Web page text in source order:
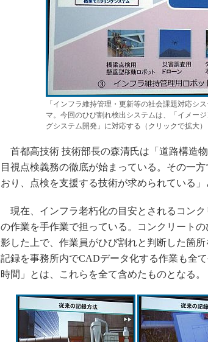
「インフラ維持管理・更新等の社会課題対応シ
マ。今回のひび割れ検出システムは、「イメー
グシステム開発」に対応する（クリックで拡大
首都高技術 技術部長の森清氏は「道路構造
目視点検義務の徹底が始まっている。その一
おり、点検を支援する技術が求められている」
現在、インフラ老朽化の目安とされるコン
の作業を手作業で担っている。コンクリート
影した上で、作業員がひび割れと判断した箇
記録を事務所内でCADデータ化する作業も全
時間」とは、これらを全て含めたものとなる。